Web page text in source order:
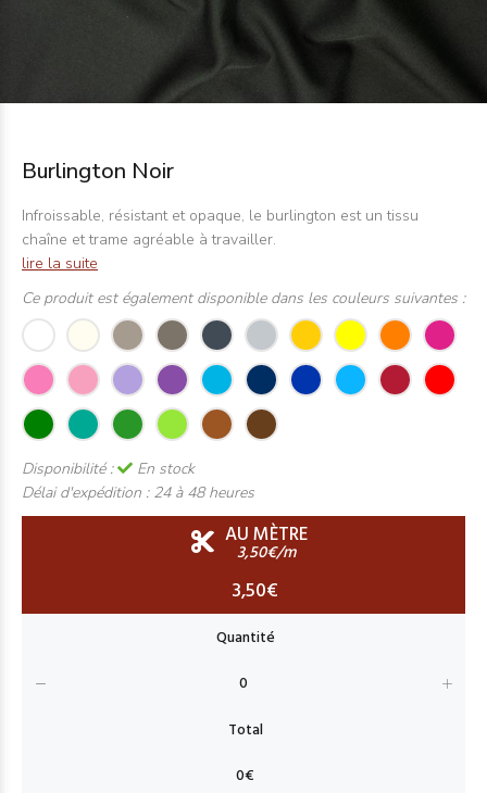
Burlington Noir
Infroissable, résistant et opaque, le burlington est un tissu
chaîne et trame agréable à travailler.
lire la suite
Ce produit est également disponible dans les couleurs suivantes :
Disponibilité :
En stock
Délai d'expédition : 24 à 48 heures
AU MÈTRE
3,50€/m
3,50€